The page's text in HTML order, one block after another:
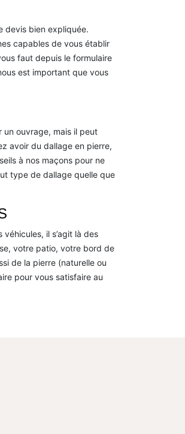
devis bien expliquée.
capables de vous établir
faut depuis le formulaire
est important que vous
ouvrage, mais il peut
avoir du dallage en pierre,
à nos maçons pour ne
type de dallage quelle que
il s’agit là des
votre patio, votre bord de
de la pierre (naturelle ou
pour vous satisfaire au